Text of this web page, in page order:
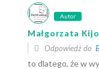
Autor
Małgorzata
Odpowiedź do
to dlatego, że w